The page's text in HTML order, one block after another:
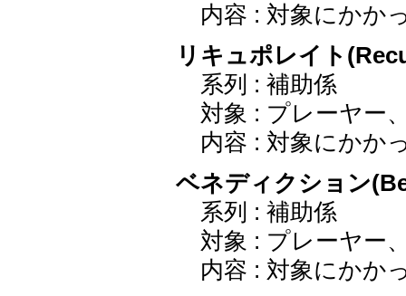
内容 : 対象にかか
リキュポレイト
系列 : 補助係
対象 : プレーヤー
内容 : 対象にかか
ベネディクション
系列 : 補助係
対象 : プレーヤー
内容 : 対象にかか